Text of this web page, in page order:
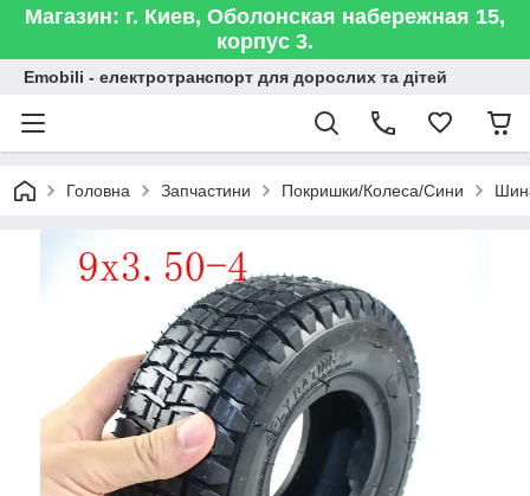
Магазин: г. Киев, Оболонская набережная 15,
корпус 3.
Emobili - електротранспорт для дорослих та дітей
Головна Запчастини Покришки/Колеса/Сини